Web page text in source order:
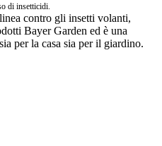
di insetticidi.
contro gli insetti volanti,
Bayer Garden ed è una
per la casa sia per il giardino.